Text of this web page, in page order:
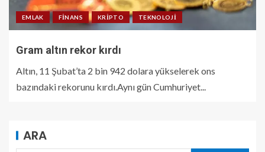
EMLAK FINANS KRIPTO TEKNOLOJI
Gram altın rekor kırdı
Altın, 11 Şubat’ta 2 bin 942 dolara yükselerek ons
bazındaki rekorunu kırdı.Aynı gün Cumhuriyet...
ARA